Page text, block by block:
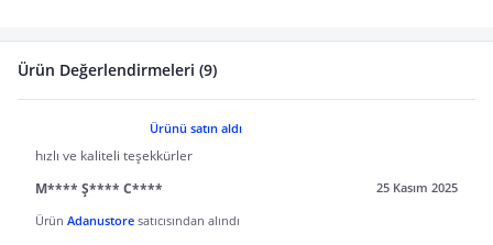
Ürün Değerlendirmeleri (9)
Ürünü satın aldı
hızlı ve kaliteli teşekkürler
M**** Ş**** C****
25 Kasım 2025
Ürün Adanustore satıcısından alındı